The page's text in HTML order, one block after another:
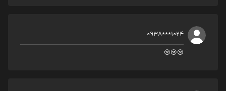
0938***1024
😢😢😢